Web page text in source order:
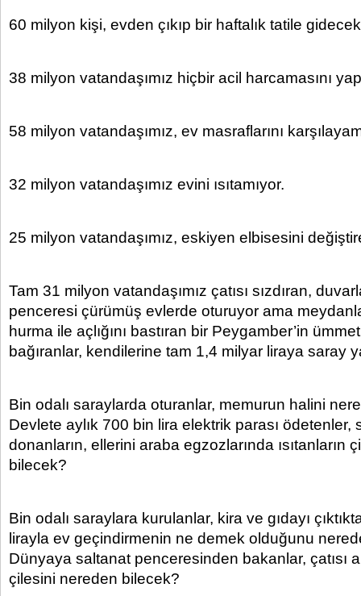
60 milyon kişi, evden çıkıp bir haftalık tatile
38 milyon vatandaşımız hiçbir acil harcamasını
58 milyon vatandaşımız, ev masraflarını
32 milyon vatandaşımız evini ısıtamıyor.
25 milyon vatandaşımız, eskiyen elbisesini
Tam 31 milyon vatandaşımız çatısı sızdıran,
penceresi çürümüş evlerde oturuyor ama
hurma ile açlığını bastıran bir Peygamber’in
bağıranlar, kendilerine tam 1,4 milyar liraya saray
Bin odalı saraylarda oturanlar, memurun halini
Devlete aylık 700 bin lira elektrik parası ödetenler,
donanların, ellerini araba egzozlarında ısıtanların
bilecek?
Bin odalı saraylara kurulanlar, kira ve gıdayı
lirayla ev geçindirmenin ne demek olduğunu
Dünyaya saltanat penceresinden bakanlar, çatısı
çilesini nereden bilecek?